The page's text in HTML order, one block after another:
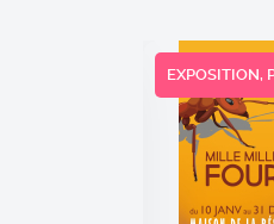
EXPOSITION,